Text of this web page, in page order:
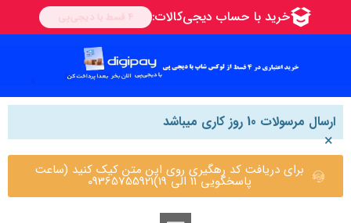
ارسال مرسولات 10 روز کاری میباشد
×
برای دریافت کد رهگیری روی این متن کیک کنید (ساعت
پاسخگویی 11 الی 19)09365755921